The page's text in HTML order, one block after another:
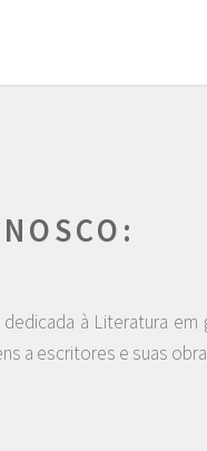
à Literatura em
a escritores e suas